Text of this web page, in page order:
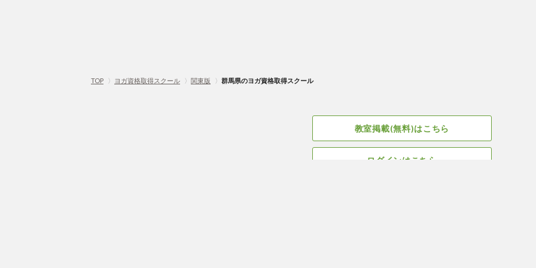
TOP 〉 ヨガ資格取得スクール 〉 関東版 〉 群馬県のヨガ資格取得スクール
教室掲載(無料)はこちら
ログインはこちら